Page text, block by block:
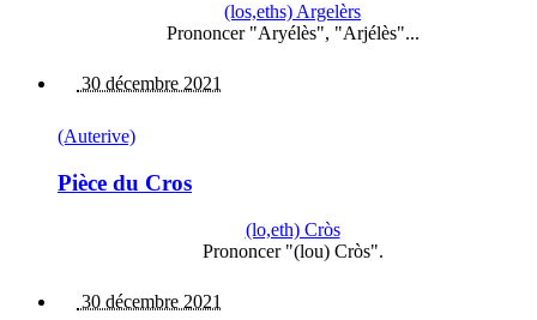
(los,eths) Argelèrs
Prononcer "Aryélès", "Arjélès"...
30 décembre 2021
(Auterive)
Pièce du Cros
(lo,eth) Cròs
Prononcer "(lou) Cròs".
30 décembre 2021